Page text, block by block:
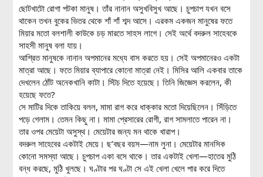
ছোটখাটো রোগা পটকা মানুষ। তাঁর নানান অসুখবিসুখ আছে। চুপচাপ যখন বসে
থাকেন তখন বুকের ভিতর থেকে শাঁ শাঁ শব্দ আসে। এরকম একজন মানুষের ফতে
মিয়ার মতো বলশালী কাউকে চড় মারতে সাহস লাগে। সেই অর্থে বদরুল সাহেবকে
সাহসী মানুষ বলা যায়।
আশ্রিত মানুষকে নানান অপমানের মধ্যে বাস করতে হয়। সেই অপমানেরও একটা
মাত্রা আছে। ফতে মিয়ার ব্যাপারে কোনো মাত্রা নেই। মিসির আলি একবার তাকে
দেখলেন ঠোঁট অনেকখানি কাটা। স্টিচ দিতে হয়েছে। তিনি জিজ্ঞেস করলেন, কী
হয়েছে ফতে?
সে মাটির দিকে তাকিয়ে বলল, মামা রাগ করে ধাক্কার মতো দিয়েছিলেন। সিঁড়িতে
পড়ে গেলাম। তেমন কিছু না। মামা প্রেসারের রোগী, রাগ সামলাতে পারেন না।
তার ওপর মেয়েটা অসুস্থ। মেয়েটার জন্য মন থাকে খারাপ।
বদরুল সাহেবের একটাই মেয়ে। ছ’বছর বয়স—নাম লুনা। মেয়েটার মানসিক
কোনো সমস্যা আছে। চুপচাপ একা বসে থাকে। তার একটাই খেলা—হাতের মুঠি
বন্ধ করছে, মুঠি খুলছে। ঘণ্টার পর ঘণ্টা সে এই খেলা খেলে পার করে দিতে